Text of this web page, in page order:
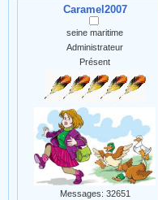
Caramel2007
seine maritime
Administrateur
Présent
Messages: 32651